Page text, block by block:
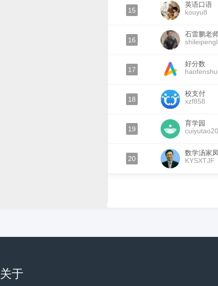
15
英语口语
kouyu8
16
石雷鹏老
17
好分数
haofenshu
18
校支付
xzf858
19
育学园
20
数学汤家
KYSXTJF
关于